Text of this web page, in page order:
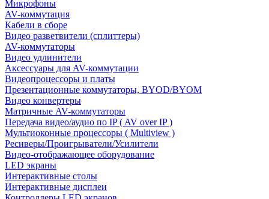
Микрофоны
AV-коммутация
Кабели в сборе
Видео разветвители (сплиттеры)
AV-коммутаторы
Видео удлинители
Аксессуары для AV-коммутации
Видеопроцессоры и платы
Презентационные коммутаторы, BYOD/BYOM
Видео конвертеры
Матричные AV-коммутаторы
Передача видео/аудио по IP ( AV over IP )
Мультиоконные процессоры ( Multiview )
Ресиверы/Проигрыватели/Усилители
Видео-отображающее оборудование
LED экраны
Интерактивные столы
Интерактивные дисплеи